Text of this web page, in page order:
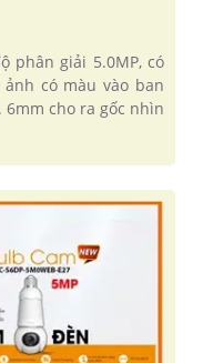
phân giải 5.0MP, có
có màu vào ban
6mm cho ra gốc nhìn